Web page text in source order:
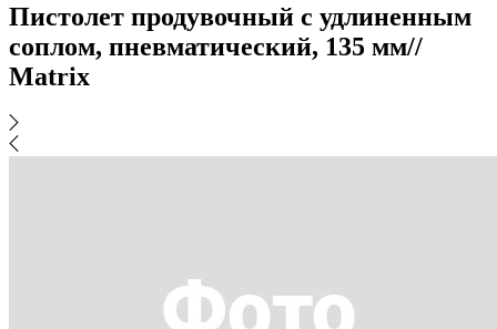
Пистолет продувочный с удлиненным
соплом, пневматический, 135 мм//
Matrix